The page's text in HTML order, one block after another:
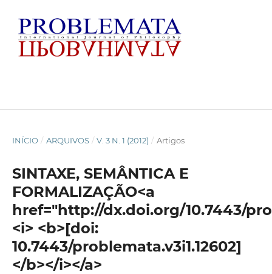
INÍCIO / ARQUIVOS / V. 3 N. 1 (2012) / Artigos
SINTAXE, SEMÂNTICA E
FORMALIZAÇÃO<a
href="http://dx.doi.org/10.7443/
<i> <b>[doi:
10.7443/problemata.v3i1.12602]
</b></i></a>